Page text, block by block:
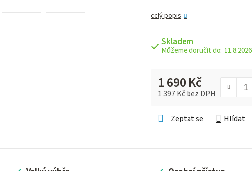
celý popis
Skladem
11.8.2026
1 690 Kč
1 397 Kč bez DPH
Zeptat se Hlídat